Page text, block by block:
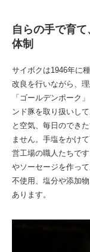
自らの手で育
体制
サイボクは1946年に
改良を行いながら、
「ゴールデンポーク
ンド豚を取り扱いし
と空気、毎日のでき
ません。手塩をかけ
営工場の職人たちで
やソーセージを作っ
不使用、塩分や添加
あります。